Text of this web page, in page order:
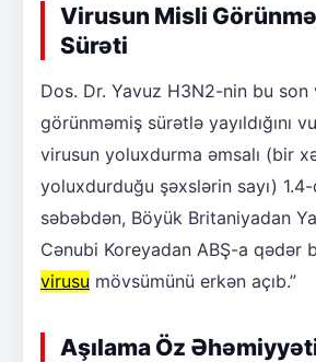
Virusun Misli
Sürəti
Dos. Dr. Yavuz H3N2-nin bu son
görünməmiş sürətlə yayıldığını
virusun yoluxdurma əmsalı (bir
yoluxdurduğu şəxslərin sayı) 1.4-
səbəbdən, Böyük Britaniyadan
Cənubi Koreyadan ABŞ-a qədər
virusu mövsümünü erkən açıb.”
Aşılama Öz